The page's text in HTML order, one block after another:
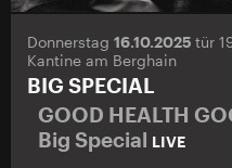
Donnerstag 16.10.2025 tür
Kantine am Berghain
BIG SPECIAL
GOOD HEALTH
Big Special LIVE